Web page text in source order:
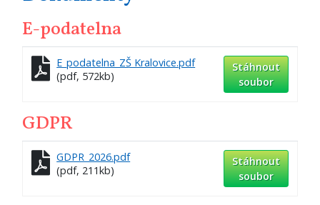
E-podatelna
E_podatelna_ZŠ Kralovice.pdf
(pdf, 572kb)
Stáhnout
soubor
GDPR
GDPR_2026.pdf
(pdf, 211kb)
Stáhnout
soubor